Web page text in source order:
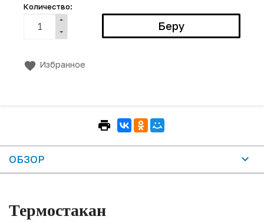
Количество:
Избранное
ОБЗОР
Термостакан